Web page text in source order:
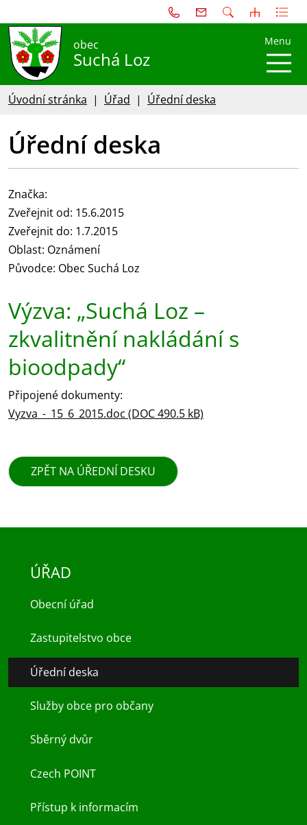
obec
Suchá Loz
Menu
Úvodní stránka Úřad Úřední deska
Úřední deska
Značka:
Zveřejnit od: 15.6.2015
Zveřejnit do: 1.7.2015
Oblast: Oznámení
Původce: Obec Suchá Loz
Výzva: „Suchá Loz –
zkvalitnění nakládání s
bioodpady“
Připojené dokumenty:
Vyzva_-_15_6_2015.doc (DOC 490.5 kB)
ZPĚT NA ÚŘEDNÍ DESKU
ÚŘAD
Obecní úřad
Zastupitelstvo obce
Úřední deska
Služby obce pro občany
Sběrný dvůr
Czech POINT
Přístup k informacím